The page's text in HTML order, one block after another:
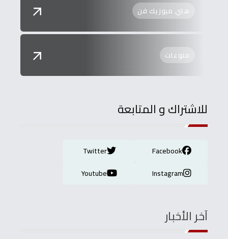
هاي ميوزيك فن
منوعات
للاشتراك و المتابعة
Facebook
Twitter
Instagram
Youtube
آخر الأخبار